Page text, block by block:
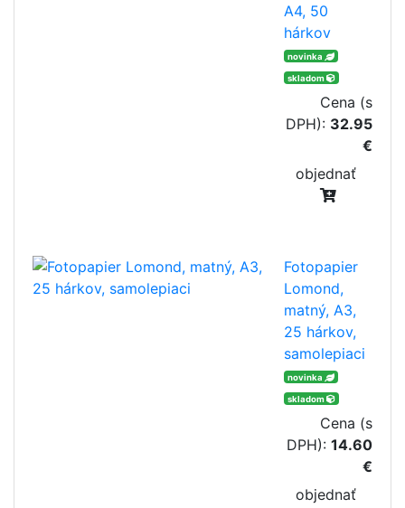
A4, 50
hárkov
novinka
skladom
Cena (s
DPH): 32.95
€
objednať
Fotopapier
Lomond,
matný, A3,
25 hárkov,
samolepiaci
novinka
skladom
Cena (s
DPH): 14.60
€
objednať